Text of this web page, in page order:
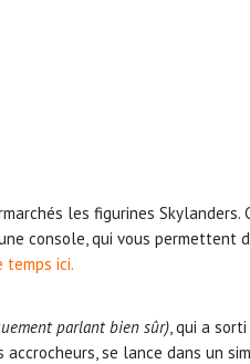
les figurines Skylanders.
console, qui vous permettent
temps ici.
parlant bien sûr), qui a
se lance dans un